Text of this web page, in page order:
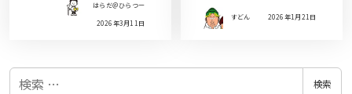
はらだ＠ひらつー
2026年3月11日
すどん 2026年1月21日
検
検索